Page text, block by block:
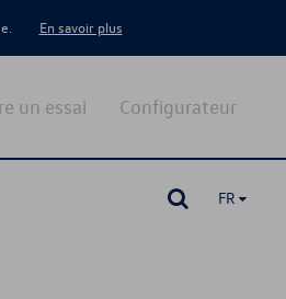
En savoir plus
Configurateur
un essai
FR